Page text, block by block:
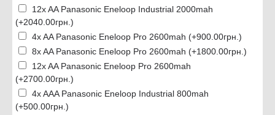
12x AA Panasonic Eneloop Industrial 2000mah
(+2040.00грн.)
4x AA Panasonic Eneloop Pro 2600mah (+900.00грн.)
8x AA Panasonic Eneloop Pro 2600mah (+1800.00грн.)
12x AA Panasonic Eneloop Pro 2600mah
(+2700.00грн.)
4x AAA Panasonic Eneloop Industrial 800mah
(+500.00грн.)